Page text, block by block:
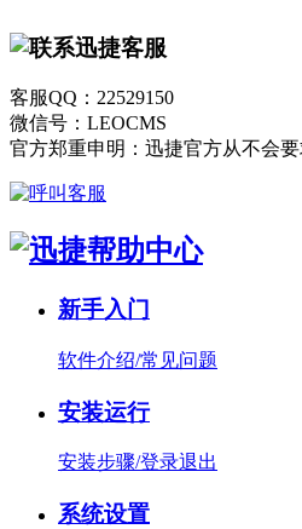
客服QQ：22529150
微信号：LEOCMS
官方郑重申明：迅捷官方从不会
新手入门
软件介绍/常见问题
安装运行
安装步骤/登录退出
系统设置